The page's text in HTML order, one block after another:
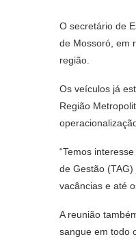
O secretário de
de Mossoró, em
região.
Os veículos já
Região
“Temos
de Gestão
vacâncias e até
A reunião
sangue em todo